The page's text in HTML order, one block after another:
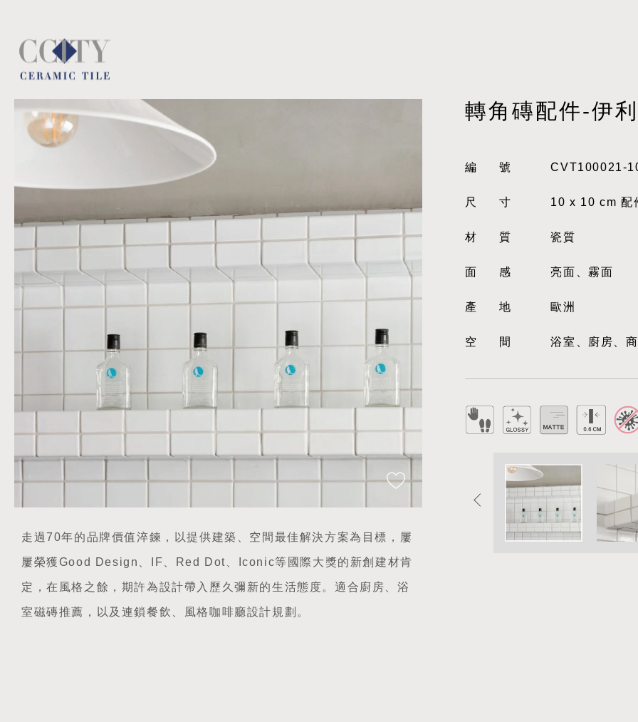
走過70年的品牌價值淬鍊，以提供建築、空間最佳解決方案為目標，屢
屢榮獲Good Design、IF、Red Dot、Iconic等國際大獎的新創建材肯
定，在風格之餘，期許為設計帶入歷久彌新的生活態度。適合廚房、浴
室磁磚推薦，以及連鎖餐飲、風格咖啡廳設計規劃。
轉角磚配件-伊
編號 CVT100021-
尺寸 10 x 10 cm 配
材質 瓷質
面感 亮面、霧面
產地 歐洲
空間 浴室、廚房、